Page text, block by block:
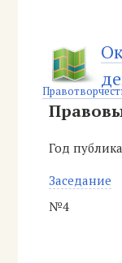
Год
Заседание
№4